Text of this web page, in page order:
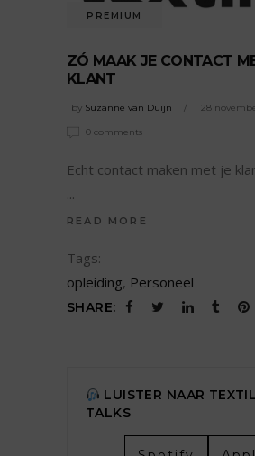
PREMIUM
ZÓ MAAK JE CONTACT
KLANT
by Suzanne van Duijn 28
0 comments
Echt contact maken met je
READ MORE
Tags:
opleiding, Personeel
SHARE:
LUISTER NAAR
TALKS